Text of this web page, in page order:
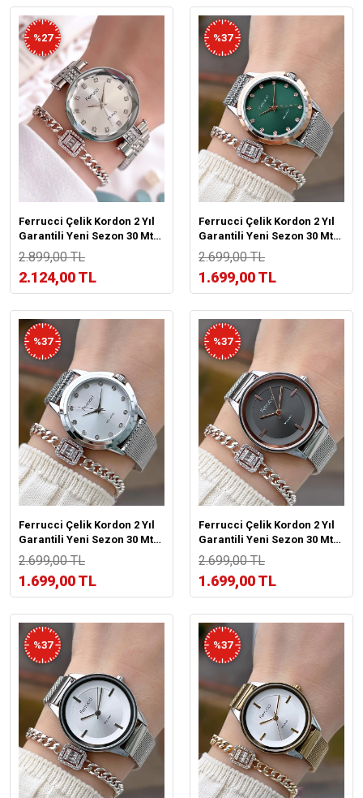
%27
Ferrucci Çelik Kordon 2 Yıl
Garantili Yeni Sezon 30 Mt
Suya Dayanıklı Kadın Kol
Saati BFC.01119.01
2.899,00 TL
2.124,00 TL
%37
Ferrucci Çelik Kordon 2 Yıl
Garantili Yeni Sezon 30 Mt
Suya Dayanıklı Kadın Kol
Saati BFC.03442.04
2.699,00 TL
1.699,00 TL
%37
Ferrucci Çelik Kordon 2 Yıl
Garantili Yeni Sezon 30 Mt
Suya Dayanıklı Kadın Kol
Saati BFC.03442.01
2.699,00 TL
1.699,00 TL
%37
Ferrucci Çelik Kordon 2 Yıl
Garantili Yeni Sezon 30 Mt
Suya Dayanıklı Kadın Kol
Saati BFC.033443.05
2.699,00 TL
1.699,00 TL
%37 %37